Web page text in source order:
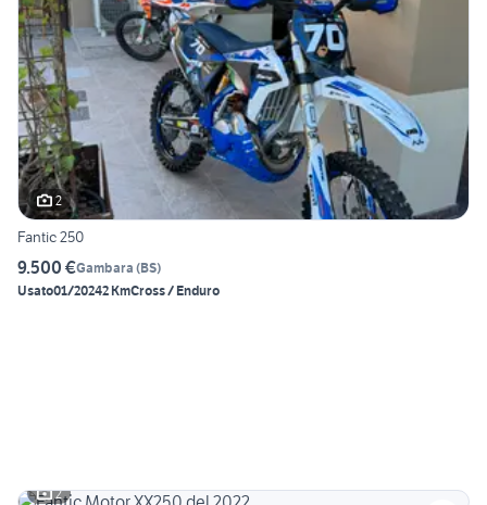
2
Fantic 250
9.500 €Gambara (BS)
Usato01/20242 KmCross / Enduro
2